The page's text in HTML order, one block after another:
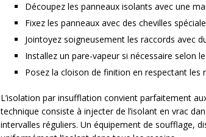
Découpez les panneaux isolants avec une
Fixez les panneaux avec des chevilles
Jointoyez soigneusement les raccords avec
Installez un pare-vapeur si nécessaire selon
Posez la cloison de finition en respectant les
L’isolation par insufflation convient parfaitement
technique consiste à injecter de l’isolant en vrac
intervalles réguliers. Un équipement de soufflage,